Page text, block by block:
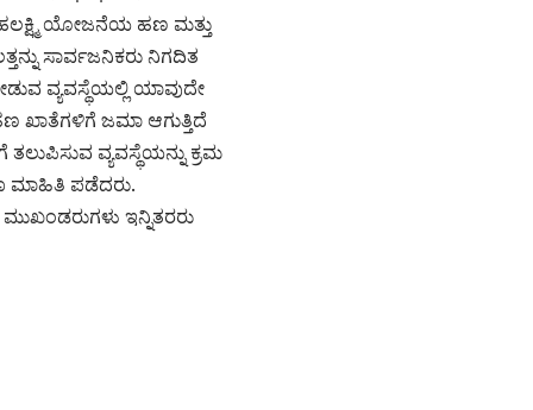
ಯೋಜನೆಯ ಹಣ ಮತ್ತು
ಸಾರ್ವಜನಿಕರು ನಿಗದಿತ
ವ್ಯವಸ್ಥೆಯಲ್ಲಿ ಯಾವುದೇ
ಖಾತೆಗಳಿಗೆ ಜಮಾ ಆಗುತ್ತಿದೆ
ವ್ಯವಸ್ಥೆಯನ್ನು ಕ್ರಮ
ಮಾಹಿತಿ ಪಡೆದರು.
ಇನ್ನಿತರರು